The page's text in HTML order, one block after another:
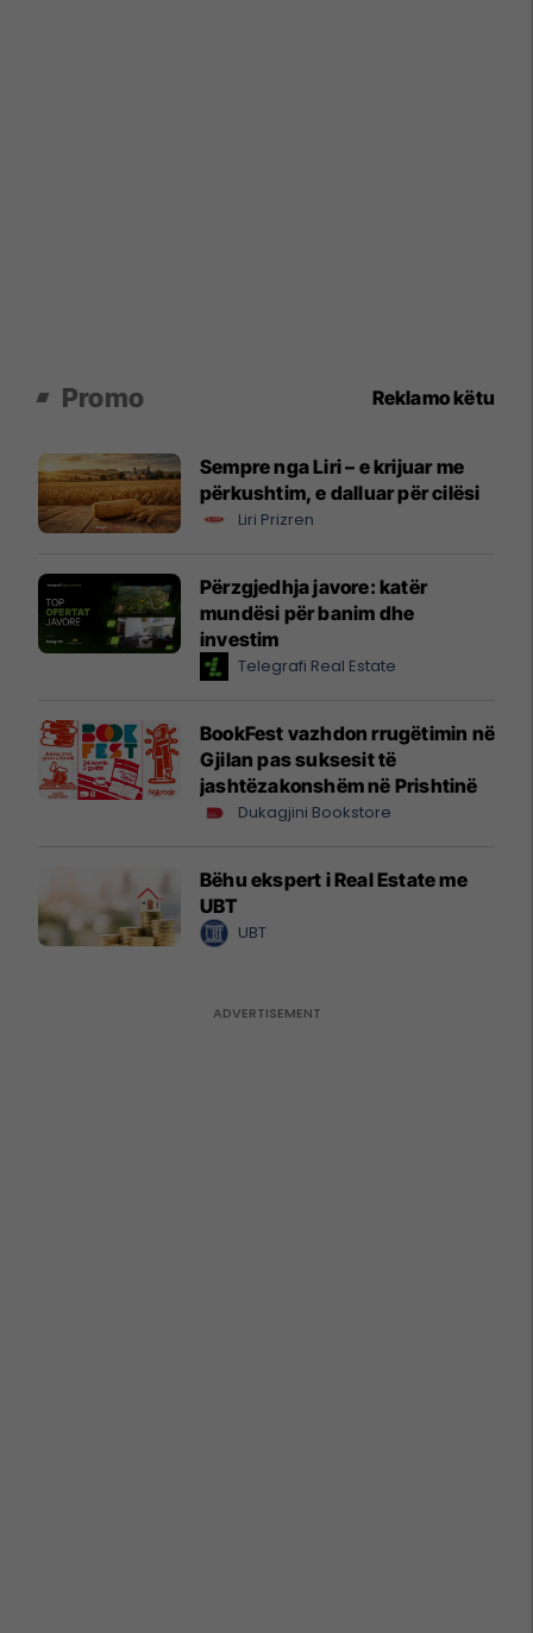
Promo Reklamo këtu
Sempre nga Liri – e krijuar me
përkushtim, e dalluar për cilësi
Liri Prizren
Përzgjedhja javore: katër
mundësi për banim dhe
investim
Telegrafi Real Estate
BookFest vazhdon rrugëtimin në
Gjilan pas suksesit të
jashtëzakonshëm në Prishtinë
Dukagjini Bookstore
Bëhu ekspert i Real Estate me
UBT
UBT